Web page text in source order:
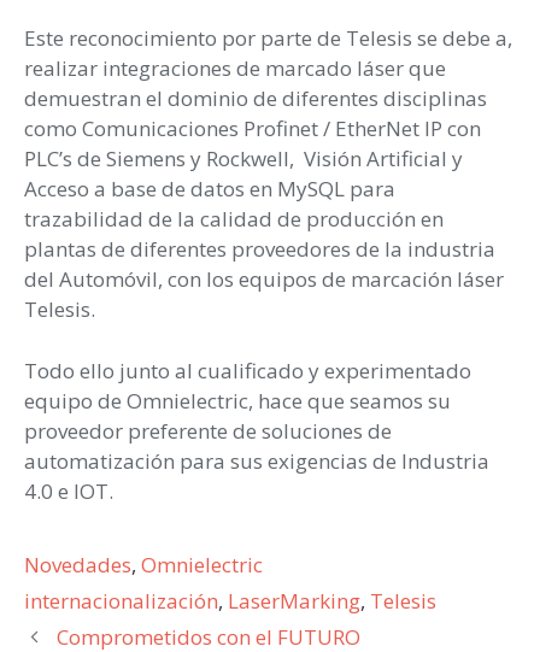
Este reconocimiento por parte de Telesis se debe a,
realizar integraciones de marcado láser que
demuestran el dominio de diferentes disciplinas
como Comunicaciones Profinet / EtherNet IP con
PLC’s de Siemens y Rockwell, Visión Artificial y
Acceso a base de datos en MySQL para
trazabilidad de la calidad de producción en
plantas de diferentes proveedores de la industria
del Automóvil, con los equipos de marcación láser
Telesis.
Todo ello junto al cualificado y experimentado
equipo de Omnielectric, hace que seamos su
proveedor preferente de soluciones de
automatización para sus exigencias de Industria
4.0 e IOT.
Categorías
Novedades, Omnielectric
Etiquetas
internacionalización, LaserMarking, Telesis
Comprometidos con el FUTURO